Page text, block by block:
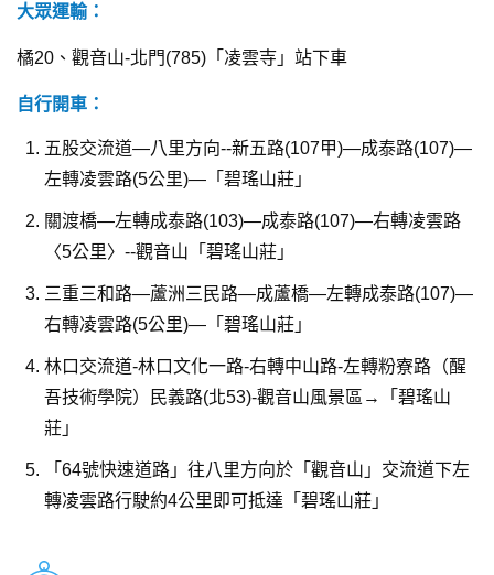
大眾運輸：
橘20、觀音山-北門(785)「凌雲寺」站下車
自行開車：
五股交流道—八里方向--新五路(107甲)—成泰路(107)—
左轉凌雲路(5公里)—「碧瑤山莊」
關渡橋—左轉成泰路(103)—成泰路(107)—右轉凌雲路
〈5公里〉--觀音山「碧瑤山莊」
三重三和路—蘆洲三民路—成蘆橋—左轉成泰路(107)—
右轉凌雲路(5公里)—「碧瑤山莊」
林口交流道-林口文化一路-右轉中山路-左轉粉寮路（醒
吾技術學院）民義路(北53)-觀音山風景區→「碧瑤山
莊」
「64號快速道路」往八里方向於「觀音山」交流道下左
轉凌雲路行駛約4公里即可抵達「碧瑤山莊」